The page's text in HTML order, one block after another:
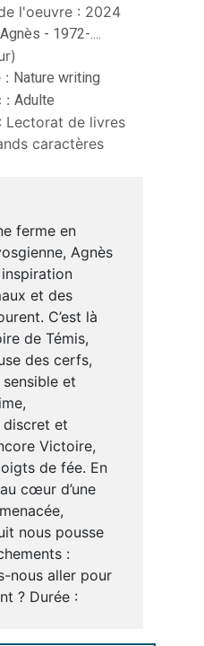
l'oeuvre : 2024
- 1972-....
: Nature writing
: Adulte
Lectorat de livres
caractères
ferme en
Agnès
et des
C’est là
de Témis,
des cerfs,
et
discret et
Victoire,
de fée. En
cœur d’une
nous pousse
:
nous aller pour
? Durée :